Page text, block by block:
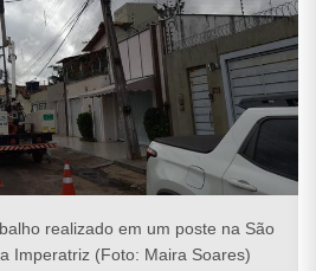
realizado em um poste na São
Imperatriz (Foto: Maira Soares)